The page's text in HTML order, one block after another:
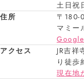
土日祝
住所
〒180-
マミー
アクセス
JR吉祥
り徒歩
現在地